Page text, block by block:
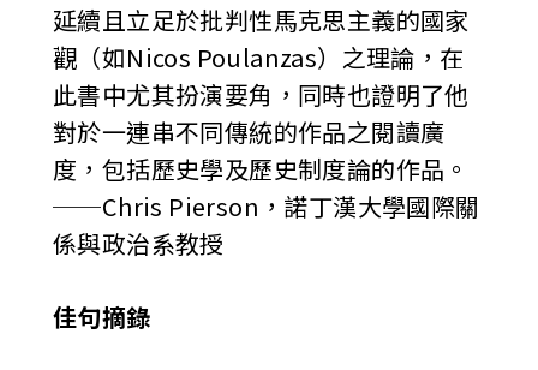
延續且立足於批判性馬克思主義的國家
觀（如Nicos Poulanzas）之理論，在
此書中尤其扮演要角，同時也證明了他
對於一連串不同傳統的作品之閱讀廣
度，包括歷史學及歷史制度論的作品。
──Chris Pierson，諾丁漢大學國際關
係與政治系教授
佳句摘錄